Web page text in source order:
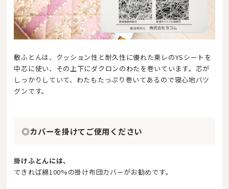
敷ふとんは、クッション性と耐久性に優れた東レのYSシートを
中芯に使い、その上下にダクロンのわたを巻いています。芯が
しっかりしていて、わたもたっぷり巻いてあるので寝心地バツ
グンです。
◎カバーを掛けてご使用ください
掛けふとんには、
できれば綿100%の掛け布団カバーがお勧めです。